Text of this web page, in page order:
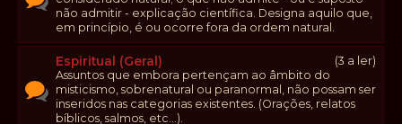
não admitir - explicação científica. Designa aquilo que,
em princípio, é ou ocorre fora da ordem natural.
Espiritual (Geral)
(3 a ler)
Assuntos que embora pertençam ao âmbito do
misticismo, sobrenatural ou paranormal, não possam ser
inseridos nas categorias existentes. (Orações, relatos
bíblicos, salmos, etc...).